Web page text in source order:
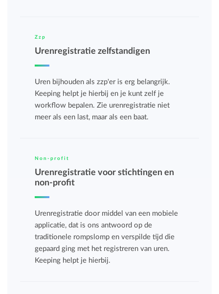
Zzp
Urenregistratie zelfstandigen
Uren bijhouden als zzp'er is erg belangrijk.
Keeping helpt je hierbij en je kunt zelf je
workflow bepalen. Zie urenregistratie niet
meer als een last, maar als een baat.
Non-profit
Urenregistratie voor stichtingen en
non-profit
Urenregistratie door middel van een mobiele
applicatie, dat is ons antwoord op de
traditionele rompslomp en verspilde tijd die
gepaard ging met het registreren van uren.
Keeping helpt je hierbij.